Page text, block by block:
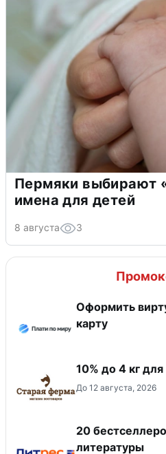
Пермяки выбирают
имена для детей
8 августа 3
Оформить
карту
10% до 4 кг
До 12 августа, 2026
20
литературы